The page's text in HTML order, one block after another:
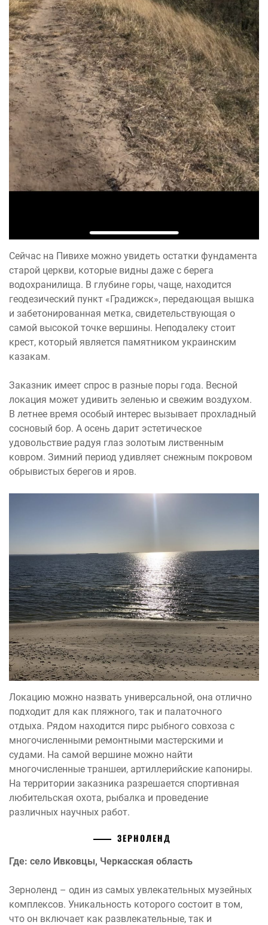
Сейчас на Пивихе можно увидеть остатки фундамента
старой церкви, которые видны даже с берега
водохранилища. В глубине горы, чаще, находится
геодезический пункт «Градижск», передающая вышка
и забетонированная метка, свидетельствующая о
самой высокой точке вершины. Неподалеку стоит
крест, который является памятником украинским
казакам.
Заказник имеет спрос в разные поры года. Весной
локация может удивить зеленью и свежим воздухом.
В летнее время особый интерес вызывает прохладный
сосновый бор. А осень дарит эстетическое
удовольствие радуя глаз золотым лиственным
ковром. Зимний период удивляет снежным покровом
обрывистых берегов и яров.
Локацию можно назвать универсальной, она отлично
подходит для как пляжного, так и палаточного
отдыха. Рядом находится пирс рыбного совхоза с
многочисленными ремонтными мастерскими и
судами. На самой вершине можно найти
многочисленные траншеи, артиллерийские капониры.
На территории заказника разрешается спортивная
любительская охота, рыбалка и проведение
различных научных работ.
ЗЕРНОЛЕНД
Где: село Ивковцы, Черкасская область
Зерноленд – один из самых увлекательных музейных
комплексов. Уникальность которого состоит в том,
что он включает как развлекательные, так и